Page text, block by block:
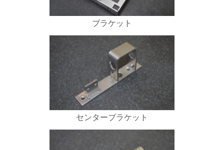
ブラケット
センターブラケット